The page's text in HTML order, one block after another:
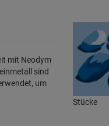
mit Neodym
sind
um
Stücke